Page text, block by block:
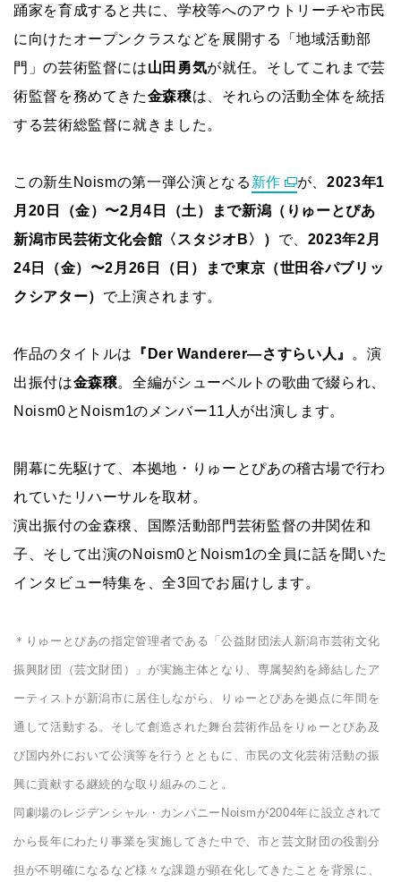
踊家を育成すると共に、学校等へのアウトリーチや市民
に向けたオープンクラスなどを展開する「地域活動部
門」の芸術監督には山田勇気が就任。そしてこれまで芸
術監督を務めてきた金森穣は、それらの活動全体を統括
する芸術総監督に就きました。
この新生Noismの第一弾公演となる 新作 が、2023年1
月20日（金）〜2月4日（土）まで新潟（りゅーとぴあ
新潟市民芸術文化会館〈スタジオB〉） で、 2023年2月
24日（金）〜2月26日（日）まで東京（世田谷パブリッ
クシアター） で上演されます。
作品のタイトルは 『Der Wanderer―さすらい人』
。演
出振付は金森穣。全編がシューベルトの歌曲で綴られ、
Noism0とNoism1のメンバー11人が出演します。
開幕に先駆けて、本拠地・りゅーとぴあの稽古場で行わ
れていたリハーサルを取材。
演出振付の金森穣、国際活動部門芸術監督の井関佐和
子、そして出演のNoism0とNoism1の全員に話を聞いた
インタビュー特集を、全3回でお届けします。
＊りゅーとぴあの指定管理者である「公益財団法人新潟市芸術文化
振興財団（芸文財団）」が実施主体となり、専属契約を締結したア
ーティストが新潟市に居住しながら、りゅーとぴあを拠点に年間を
通して活動する。そして創造された舞台芸術作品をりゅーとぴあ及
び国内外において公演等を行うとともに、市民の文化芸術活動の振
興に貢献する継続的な取り組みのこと。
同劇場のレジデンシャル・カンパニーNoismが2004年に設立されて
から長年にわたり事業を実施してきた中で、市と芸文財団の役割分
担が不明確になるなど様々な課題が顕在化してきたことを背景に、